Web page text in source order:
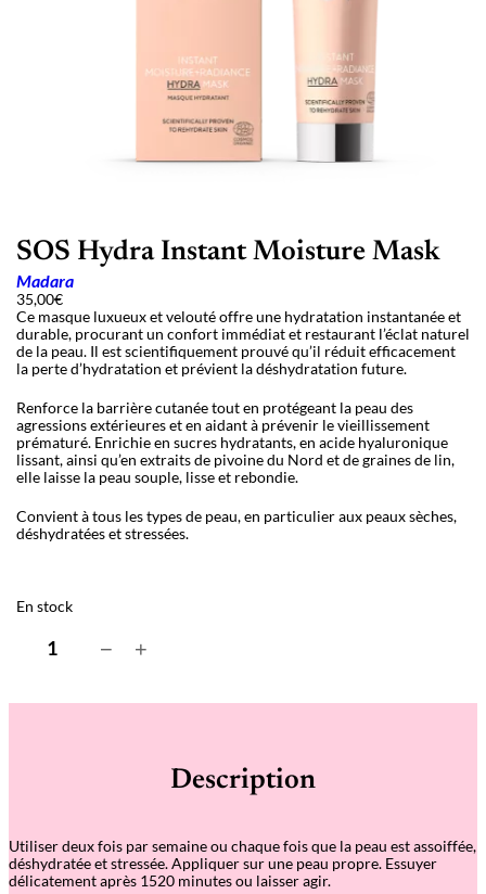
SOS Hydra Instant Moisture Mask
Madara
35,00€
Ce masque luxueux et velouté offre une hydratation instantanée et
durable, procurant un confort immédiat et restaurant l’éclat naturel
de la peau. Il est scientifiquement prouvé qu’il réduit efficacement
la perte d’hydratation et prévient la déshydratation future.
Renforce la barrière cutanée tout en protégeant la peau des
agressions extérieures et en aidant à prévenir le vieillissement
prématuré. Enrichie en sucres hydratants, en acide hyaluronique
lissant, ainsi qu’en extraits de pivoine du Nord et de graines de lin,
elle laisse la peau souple, lisse et rebondie.
Convient à tous les types de peau, en particulier aux peaux sèches,
déshydratées et stressées.
En stock
t
S
H
y
− +
Description
Utiliser deux fois par semaine ou chaque fois que la peau est assoiffée,
déshydratée et stressée. Appliquer sur une peau propre. Essuyer
délicatement après 1520 minutes ou laisser agir.